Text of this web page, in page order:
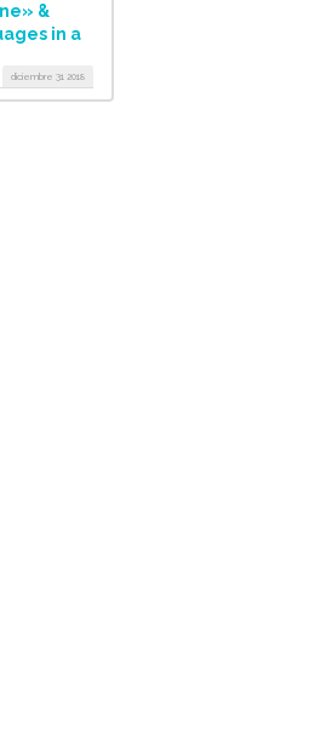
&
in a
diciembre 31 2018